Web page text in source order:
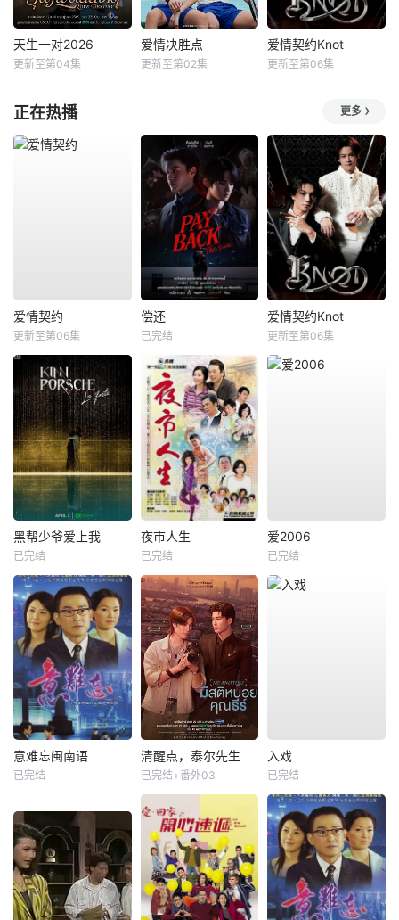
天生一对2026
更新至第04集
爱情决胜点
更新至第02集
爱情契约Knot
更新至第06集
正在热播 更多
爱情契约
更新至第06集
偿还
已完结
爱情契约Knot
更新至第06集
黑帮少爷爱上我
已完结
夜市人生
已完结
爱2006
已完结
意难忘闽南语
已完结
清醒点，泰尔先生
已完结+番外03
入戏
已完结